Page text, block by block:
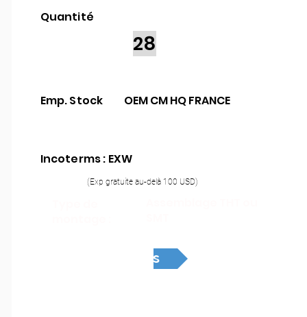
Quantité
28
Emp. Stock OEM CM HQ FRANCE
Incoterms : EXW
(Exp gratuite au-delà 100 USD)
Devis